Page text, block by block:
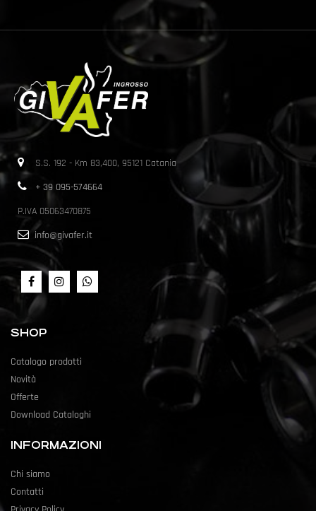
S.S. 192 - Km 83,400, 95121 Catania
+ 39 095-574664
P.IVA 05063470875
info@givafer.it
SHOP
Catalogo prodotti
Novità
Offerte
Download Cataloghi
INFORMAZIONI
Chi siamo
Contatti